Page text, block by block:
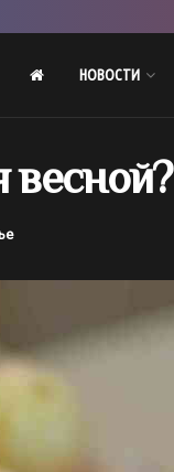
НОВОСТИ
весной?